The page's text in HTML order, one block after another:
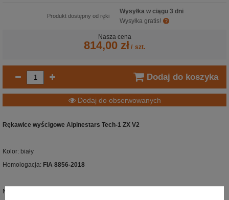
Produkt dostępny od ręki
Wysyłka w ciągu 3 dni
Wysyłka gratis!
Nasza cena
814,00 zł / szt.
Dodaj do koszyka
Dodaj do obserwowanych
Rękawice wyścigowe Alpinestars Tech-1 ZX V2
Kolor: biały
Homologacja: FIA 8856-2018
Najwyższej klasy rękawice wyścigowe z kolekcji Alpinestars